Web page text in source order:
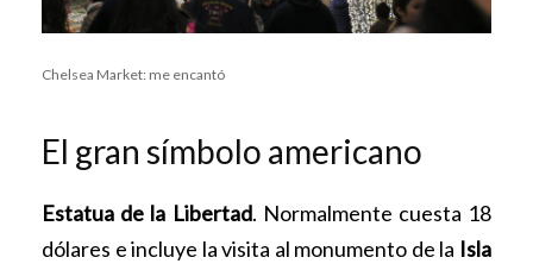
Chelsea Market: me encantó
El gran símbolo americano
Estatua de la Libertad. Normalmente cuesta 18
dólares e incluye la visita al monumento de la Isla